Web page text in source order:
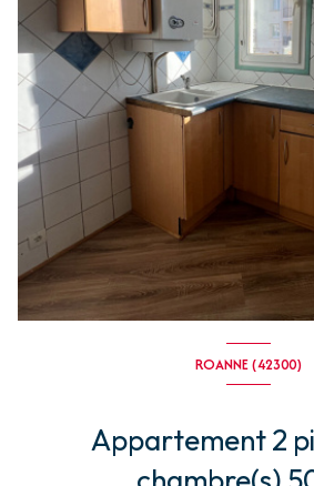
ROANNE (42300)
Appartement 2 pièce(s) 1